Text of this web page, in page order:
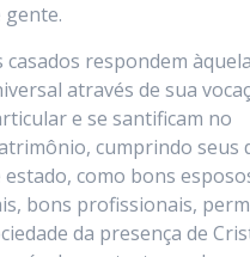
gente.
casados respondem
através de sua
e se santificam no
cumprindo seus
estado, como bons
bons profissionais,
da presença de